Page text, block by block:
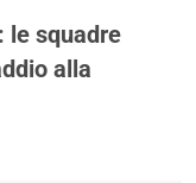
le squadre
alla